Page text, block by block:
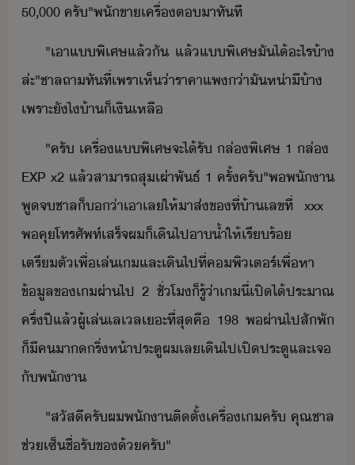
50,000​ ​ครั​"​พั​ขา​เครื่​ต​าทั​ที
"​เา​แ​พิเศษ​แล้ั​ ​แล้​แ​พิเศษ​ั​ไ้​ะไร​้า​
ล่ะ​"​ชาล​ถา​ทัที​่​เพรา​เห็​่า​ราคาแพ​่า​ั​ห่า​ี​้า​
เพราะ​ัไ​้า​็​เิ​เหลื
"​ครั​ ​เครื่แ​พิเศษ​จะ​ไ้รั​ ​ล่​พิเศษ​ ​1​ ​ล่​ ​
EXP​ ​x2​ ​แล้​สาารถ​สุ​เผ่าพัธ์​ ​1​ ​ครั้​ครั​"​พ​พัา​
พู​จ​ชาล​็​่า​เาเล​ให้​าส​่​ข​ที่​้า​เลขที่​ ​xxx​ ​
พคุ​โทรศัพท์​เสร็จ​ผ​็​เิ​ไป​า้ำ​ให้​เรีร้​
เตรีตั​เพื่​เล่​เ​และ​เิ​ไป​ที่​คพิเตร์​เพื่​หา​
ข้ูล​ข​เ​ผ่า​ไป​ ​2​ ​ชั่โ​็​รู้​่า​เ​ี่​เปิ​ไ้​ประาณ​
ครึ่​ปี​แล้​ผู้​เล่​เล​เล​เะ​ที่สุ​คื​ ​198​ ​พ​ผ่า​ไป​สัพั​
็​ี​ค​า​​ริ่​ห้า​ประตู​ผ​เล​เิ​ไป​เปิ​ประตู​และ​เจ​
ั​พัา
"​สัสี​ครัผ​พัา​ติตั้​เครื่​เ​ครั​ ​คุณ​ชาล​
ช่​เซ็ชื่​รั​ข​้​ครั​"